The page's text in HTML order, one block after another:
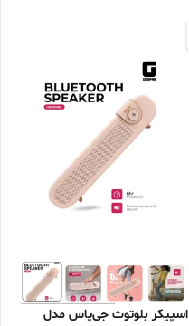
اسپیکر بلوتوث جی‌پاس مدل